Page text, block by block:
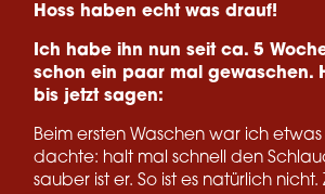
Hoss haben echt was drauf!
Ich habe ihn nun seit ca. 5
schon ein paar mal gewaschen.
bis jetzt sagen:
Beim ersten Waschen war ich
dachte: halt mal schnell den
sauber ist er. So ist es natürlich